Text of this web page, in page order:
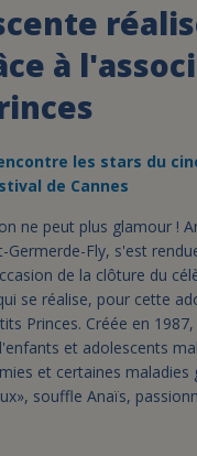
à
les stars du
de Cannes
ne peut plus glamour !
Germerde-Fly, s'est
de la clôture du
se réalise, pour cette
Princes. Créée en
et adolescents
et certaines maladies
souffle Anaïs,